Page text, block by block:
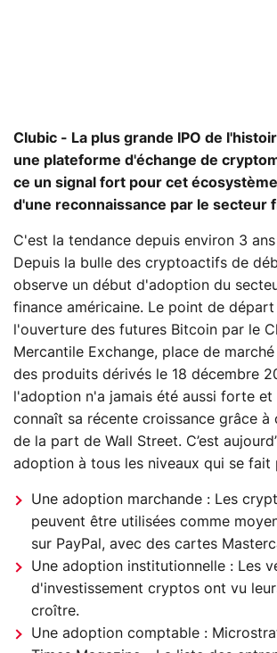
Clubic - La plus grande IPO de
une plateforme d'échange de
ce un signal fort pour cet écosystème
d'une reconnaissance par le secteur
C'est la tendance depuis environ 3
Depuis la bulle des cryptoactifs de
observe un début d'adoption du
finance américaine. Le point de
l'ouverture des futures Bitcoin par le
Mercantile Exchange, place de
des produits dérivés le 18 décembre
l'adoption n'a jamais été aussi forte et
connaît sa récente croissance grâce à
de la part de Wall Street. C’est
adoption à tous les niveaux qui se
Une adoption marchande : Les
peuvent être utilisées comme
sur PayPal, avec des cartes
Une adoption institutionnelle : Les
d'investissement cryptos ont vu
croître.
Une adoption comptable :